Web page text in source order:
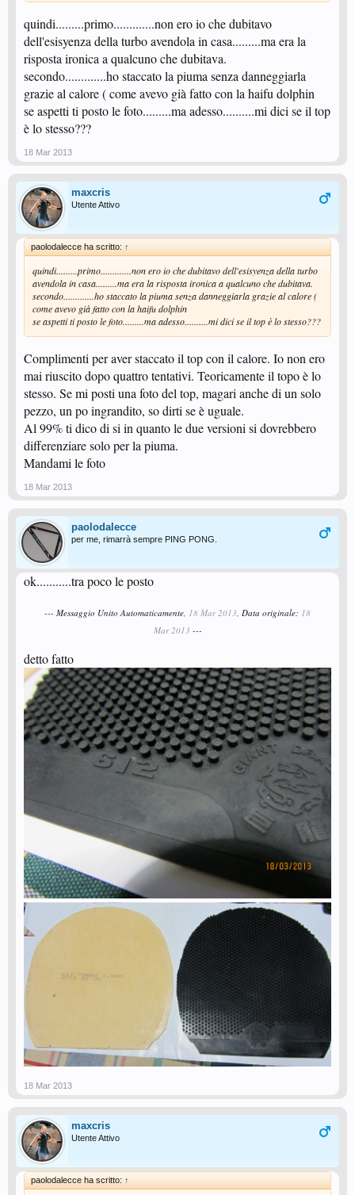
quindi.........primo.............non ero io che dubitavo
dell'esisyenza della turbo avendola in casa.........ma era la
risposta ironica a qualcuno che dubitava.
secondo.............ho staccato la piuma senza danneggiarla
grazie al calore ( come avevo già fatto con la haifu dolphin
se aspetti ti posto le foto.........ma adesso..........mi dici se il top
è lo stesso???
18 Mar 2013
maxcris
Utente Attivo
paolodalecce ha scritto: ↑
quindi.........primo.............non ero io che dubitavo dell'esisyenza della turbo
avendola in casa.........ma era la risposta ironica a qualcuno che dubitava.
secondo.............ho staccato la piuma senza danneggiarla grazie al calore (
come avevo già fatto con la haifu dolphin
se aspetti ti posto le foto.........ma adesso..........mi dici se il top è lo stesso???
Complimenti per aver staccato il top con il calore. Io non ero
mai riuscito dopo quattro tentativi. Teoricamente il topo è lo
stesso. Se mi posti una foto del top, magari anche di un solo
pezzo, un po ingrandito, so dirti se è uguale.
Al 99% ti dico di si in quanto le due versioni si dovrebbero
differenziare solo per la piuma.
Mandami le foto
18 Mar 2013
paolodalecce
per me, rimarrà sempre PING PONG.
ok...........tra poco le posto
--- Messaggio Unito Automaticamente, 18 Mar 2013, Data originale: 18
Mar 2013 ---
detto fatto
18 Mar 2013
maxcris
Utente Attivo
paolodalecce ha scritto: ↑